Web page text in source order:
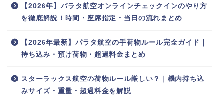
【2026年】パラタ航空オンラインチェックインのやり方
を徹底解説！時間・座席指定・当日の流れまとめ
【2026年最新】パラタ航空の手荷物ルール完全ガイド｜
持ち込み・預け荷物・超過料金まとめ
スターラックス航空の荷物ルール厳しい？｜機内持ち込
みサイズ・重量・超過料金を解説